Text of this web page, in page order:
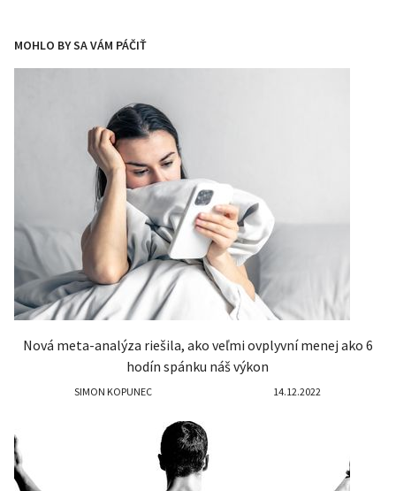
MOHLO BY SA VÁM PÁČIŤ
Nová meta-analýza riešila, ako veľmi ovplyvní menej ako 6
hodín spánku náš výkon
SIMON KOPUNEC 14.12.2022